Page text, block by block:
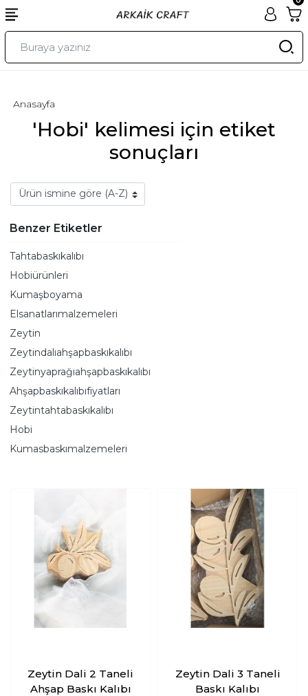
'Hobi' kelimesi için etiket
sonuçları
Anasayfa
Benzer Etiketler
Tahtabaskıkalıbı
Hobiürünleri
Kumaşboyama
Elsanatlarımalzemeleri
Zeytin
Zeytindalıahşapbaskıkalıbı
Zeytinyaprağıahşapbaskıkalıbı
Ahşapbaskıkalıbıfiyatları
Zeytintahtabaskıkalıbı
Hobi
Kumasbaskımalzemeleri
Zeytin Dali 2 Taneli
Ahşap Baskı Kalıbı
Zeytin Dali 3 Taneli
Baskı Kalıbı